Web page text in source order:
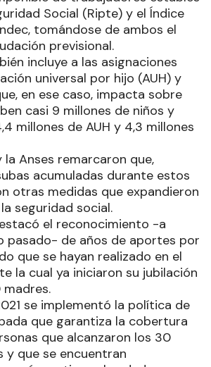
Social (Ripte) y el Índice
tomándose de ambos el
previsional.
incluye a las asignaciones
universal por hijo (AUH) y
en ese caso, impacta sobre
casi 9 millones de niños y
millones de AUH y 4,3 millones
la Anses remarcaron que,
acumuladas durante estos
otras medidas que expandieron
seguridad social.
el reconocimiento -a
pasado- de años de aportes por
que se hayan realizado en el
la cual ya iniciaron su jubilación
madres.
se implementó la política de
que garantiza la cobertura
que alcanzaron los 30
y que se encuentran